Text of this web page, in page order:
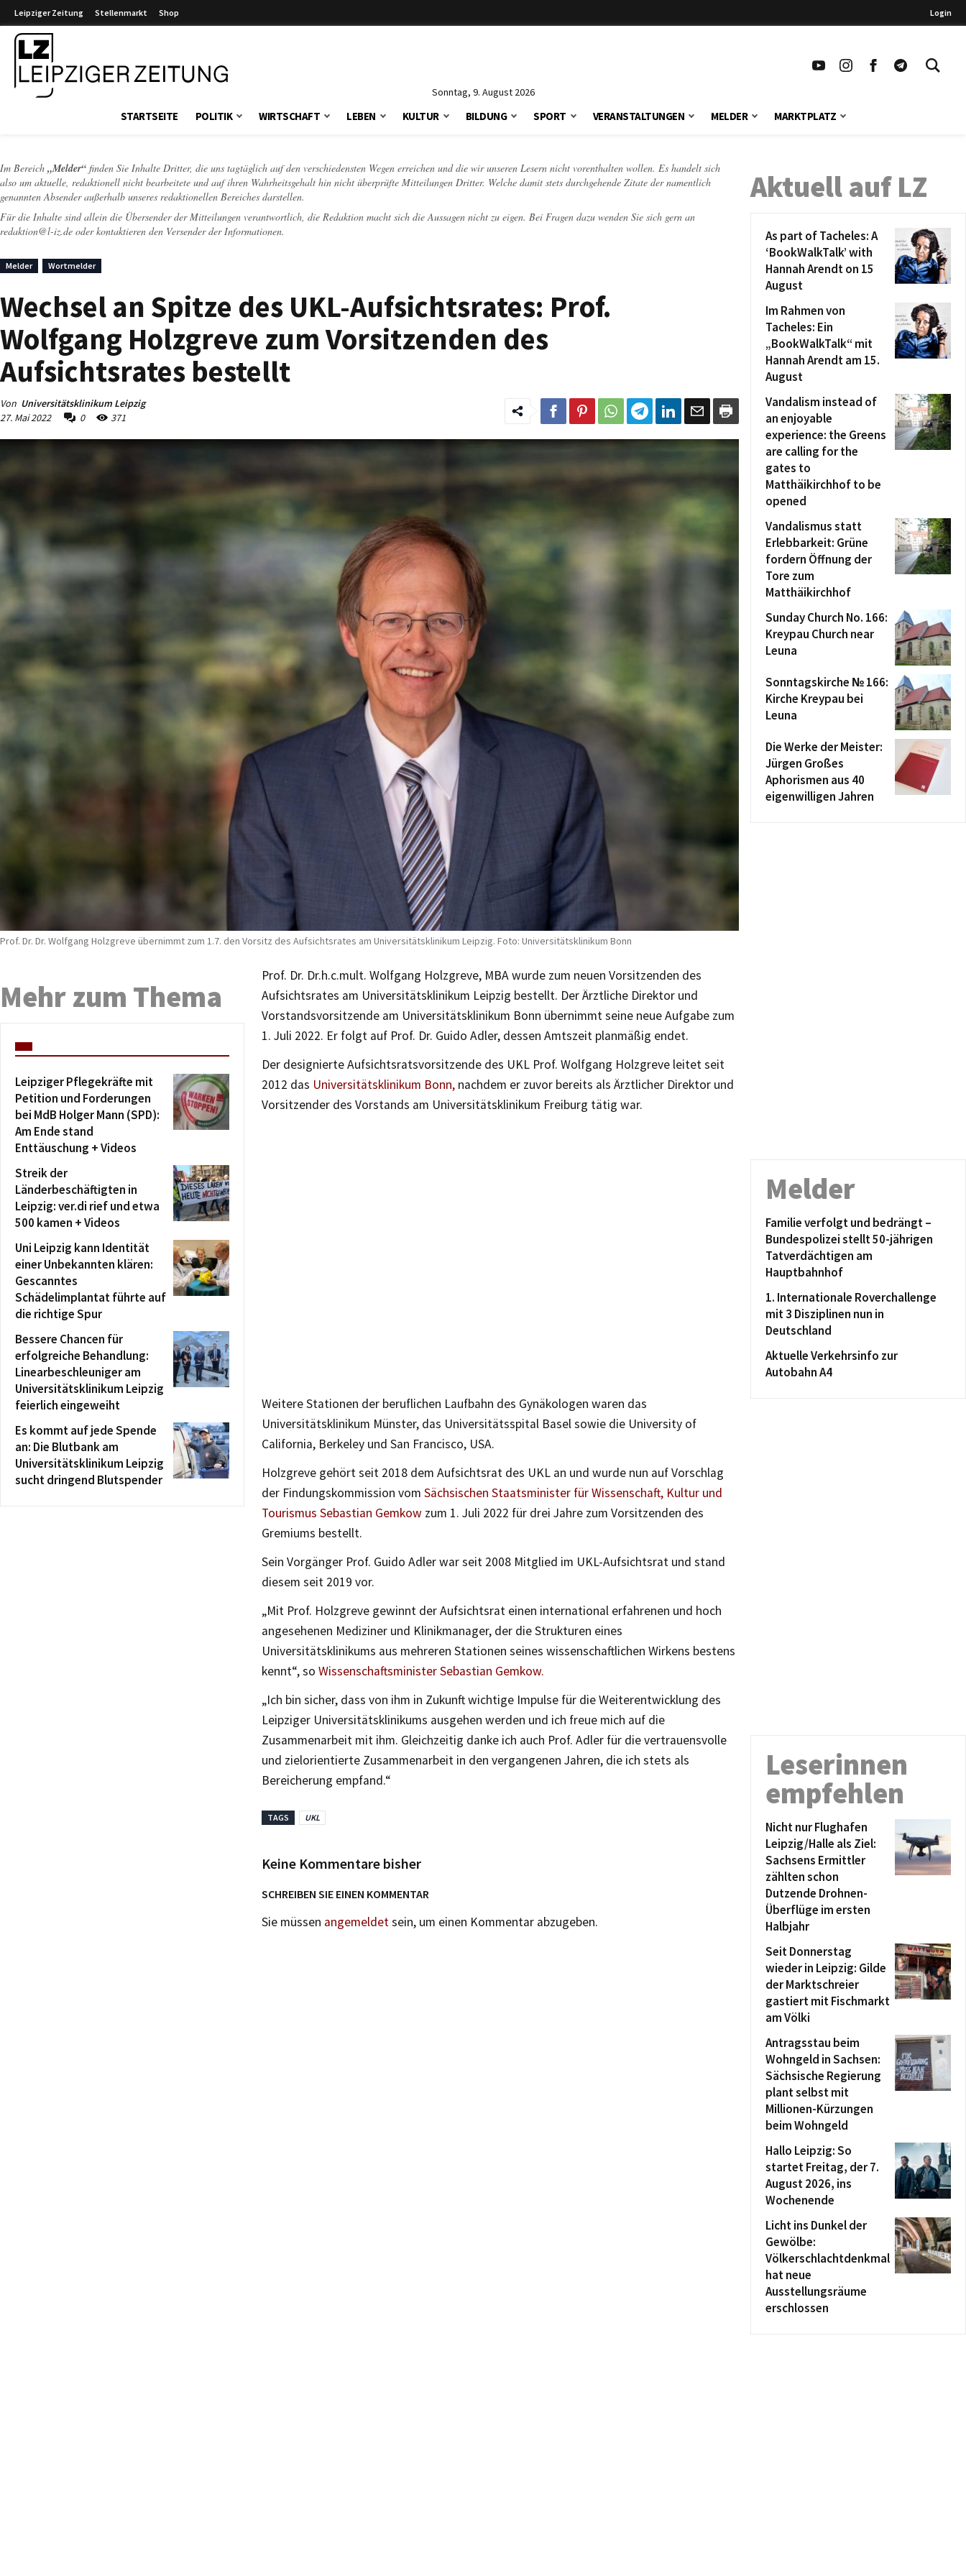
Leipziger Zeitung Stellenmarkt Shop Login
Sonntag, 9. August 2026
STARTSEITE POLITIK WIRTSCHAFT LEBEN KULTUR BILDUNG SPORT VERANSTALTUNGEN MELDER MARKTPLATZ
Im Bereich „Melder“ finden Sie Inhalte Dritter, die uns tagtäglich auf den verschiedensten Wegen erreichen und die wir unseren Lesern nicht vorenthalten wollen. Es handelt sich
also um aktuelle, redaktionell nicht bearbeitete und auf ihren Wahrheitsgehalt hin nicht überprüfte Mitteilungen Dritter. Welche damit stets durchgehende Zitate der namentlich
genannten Absender außerhalb unseres redaktionellen Bereiches darstellen.
Für die Inhalte sind allein die Übersender der Mitteilungen verantwortlich, die Redaktion macht sich die Aussagen nicht zu eigen. Bei Fragen dazu wenden Sie sich gern an
redaktion@l-iz.de oder kontaktieren den Versender der Informationen.
Melder Wortmelder
Wechsel an Spitze des UKL-Aufsichtsrates: Prof.
Wolfgang Holzgreve zum Vorsitzenden des
Aufsichtsrates bestellt
Von Universitätsklinikum Leipzig
27. Mai 2022
0 371
Prof. Dr. Dr. Wolfgang Holzgreve übernimmt zum 1.7. den Vorsitz des Aufsichtsrates am Universitätsklinikum Leipzig. Foto: Universitätsklinikum Bonn
Prof. Dr. Dr.h.c.mult. Wolfgang Holzgreve, MBA wurde zum neuen Vorsitzenden des
Aufsichtsrates am Universitätsklinikum Leipzig bestellt. Der Ärztliche Direktor und
Vorstandsvorsitzende am Universitätsklinikum Bonn übernimmt seine neue Aufgabe zum
1. Juli 2022. Er folgt auf Prof. Dr. Guido Adler, dessen Amtszeit planmäßig endet.
Der designierte Aufsichtsratsvorsitzende des UKL Prof. Wolfgang Holzgreve leitet seit
2012 das Universitätsklinikum Bonn, nachdem er zuvor bereits als Ärztlicher Direktor und
Vorsitzender des Vorstands am Universitätsklinikum Freiburg tätig war.
Weitere Stationen der beruflichen Laufbahn des Gynäkologen waren das
Universitätsklinikum Münster, das Universitätsspital Basel sowie die University of
California, Berkeley und San Francisco, USA.
Holzgreve gehört seit 2018 dem Aufsichtsrat des UKL an und wurde nun auf Vorschlag
der Findungskommission vom Sächsischen Staatsminister für Wissenschaft, Kultur und
Tourismus Sebastian Gemkow zum 1. Juli 2022 für drei Jahre zum Vorsitzenden des
Gremiums bestellt.
Sein Vorgänger Prof. Guido Adler war seit 2008 Mitglied im UKL-Aufsichtsrat und stand
diesem seit 2019 vor.
„Mit Prof. Holzgreve gewinnt der Aufsichtsrat einen international erfahrenen und hoch
angesehenen Mediziner und Klinikmanager, der die Strukturen eines
Universitätsklinikums aus mehreren Stationen seines wissenschaftlichen Wirkens bestens
kennt“, so Wissenschaftsminister Sebastian Gemkow.
„Ich bin sicher, dass von ihm in Zukunft wichtige Impulse für die Weiterentwicklung des
Leipziger Universitätsklinikums ausgehen werden und ich freue mich auf die
Zusammenarbeit mit ihm. Gleichzeitig danke ich auch Prof. Adler für die vertrauensvolle
und zielorientierte Zusammenarbeit in den vergangenen Jahren, die ich stets als
Bereicherung empfand.“
TAGS UKL
Keine Kommentare bisher
SCHREIBEN SIE EINEN KOMMENTAR
Sie müssen angemeldetsein, um einen Kommentar abzugeben.
Mehr zum Thema
Leipziger Pflegekräfte mit
Petition und Forderungen
bei MdB Holger Mann (SPD):
Am Ende stand
Enttäuschung + Videos
Streik der
Länderbeschäftigten in
Leipzig: ver.di rief und etwa
500 kamen + Videos
Uni Leipzig kann Identität
einer Unbekannten klären:
Gescanntes
Schädelimplantat führte auf
die richtige Spur
Bessere Chancen für
erfolgreiche Behandlung:
Linearbeschleuniger am
Universitätsklinikum Leipzig
feierlich eingeweiht
Es kommt auf jede Spende
an: Die Blutbank am
Universitätsklinikum Leipzig
sucht dringend Blutspender
Aktuell auf LZ
As part of Tacheles: A
‘BookWalkTalk’ with
Hannah Arendt on 15
August
Im Rahmen von
Tacheles: Ein
„BookWalkTalk“ mit
Hannah Arendt am 15.
August
Vandalism instead of
an enjoyable
experience: the Greens
are calling for the
gates to
Matthäikirchhof to be
opened
Vandalismus statt
Erlebbarkeit: Grüne
fordern Öffnung der
Tore zum
Matthäikirchhof
Sunday Church No. 166:
Kreypau Church near
Leuna
Sonntagskirche № 166:
Kirche Kreypau bei
Leuna
Die Werke der Meister:
Jürgen Großes
Aphorismen aus 40
eigenwilligen Jahren
Melder
Familie verfolgt und bedrängt –
Bundespolizei stellt 50-jährigen
Tatverdächtigen am
Hauptbahnhof
1. Internationale Roverchallenge
mit 3 Disziplinen nun in
Deutschland
Aktuelle Verkehrsinfo zur
Autobahn A4
Leserinnen
empfehlen
Nicht nur Flughafen
Leipzig/Halle als Ziel:
Sachsens Ermittler
zählten schon
Dutzende Drohnen-
Überflüge im ersten
Halbjahr
Seit Donnerstag
wieder in Leipzig: Gilde
der Marktschreier
gastiert mit Fischmarkt
am Völki
Antragsstau beim
Wohngeld in Sachsen:
Sächsische Regierung
plant selbst mit
Millionen-Kürzungen
beim Wohngeld
Hallo Leipzig: So
startet Freitag, der 7.
August 2026, ins
Wochenende
Licht ins Dunkel der
Gewölbe:
Völkerschlachtdenkmal
hat neue
Ausstellungsräume
erschlossen